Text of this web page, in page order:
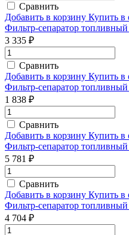
Сравнить
Добавить в корзину Купить в
Фильтр-сепаратор
3 335 ₽
Сравнить
Добавить в корзину Купить в
Фильтр-сепаратор
1 838 ₽
Сравнить
Добавить в корзину Купить в
Фильтр-сепаратор
5 781 ₽
Сравнить
Добавить в корзину Купить в
Фильтр-сепаратор
4 704 ₽